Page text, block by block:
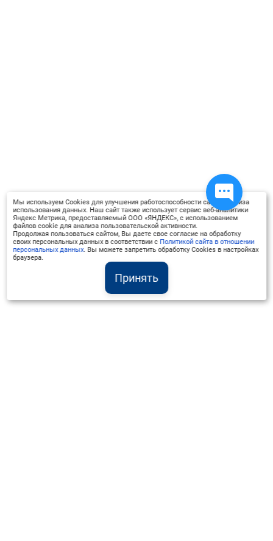
Принять
Мы используем Cookies для улучшения работоспособности сайта, анализа
использования данных. Наш сайт также использует сервис веб-аналитики
Яндекс Метрика, предоставляемый ООО «ЯНДЕКС», с использованием
файлов cookie для анализа пользовательской активности.
Продолжая пользоваться сайтом, Вы даете свое согласие на обработку
своих персональных данных в соответствии с Политикой сайта в отношении
персональных данных. Вы можете запретить обработку Cookies в настройках
браузера.